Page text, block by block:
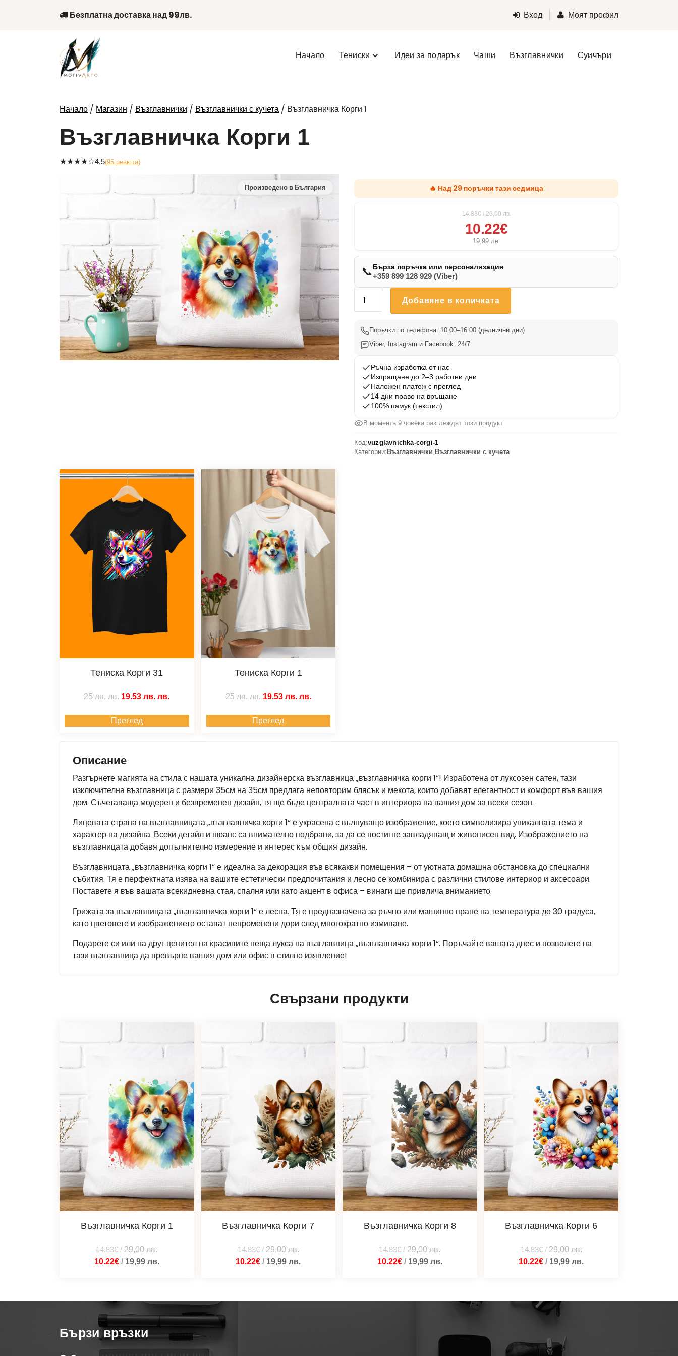
Безплатна доставка над 99лв. Вход Моят профил
Начало Тениски Идеи за подарък Чаши Възглавнички Суичъри
Начало / Магазин / Възглавнички / Възглавнички с кучета / Възглавничка Корги 1
Възглавничка Корги 1
★★★★☆4,5(95 ревюта)
🔥 Над 29 поръчки тази седмица
14.83€ / 29,00лв.
10.22€
19,99 лв.
📞Бърза поръчка или персонализация
+359 899 128 929 (Viber)
количество
Възглавничка
Корги
Добавяне в количката
Поръчки по телефона: 10:00–16:00 (делнични дни)
Viber, Instagram и Facebook: 24/7
Ръчна изработка от нас
Изпращане до 2–3 работни дни
Наложен платеж с преглед
14 дни право на връщане
100% памук (текстил)
В момента 9 човека разглеждат този продукт
Код:vuzglavnichka-corgi-1
Категории: Възглавнички, Възглавнички с кучета
Тениска Корги 31
25 лв.лв. 19.53 лв.лв.
Преглед
Тениска Корги 1
25 лв.лв. 19.53 лв. лв.
Преглед
Описание
Разгърнете магията на стила с нашата уникална дизайнерска възглавница „възглавничка корги 1“! Изработена от луксозен сатен, тази
изключителна възглавница с размери 35см на 35см предлага неповторим блясък и мекота, които добавят елегантност и комфорт във вашия
дом. Съчетаваща модерен и безвременен дизайн, тя ще бъде централната част в интериора на вашия дом за всеки сезон.
Лицевата страна на възглавницата „възглавничка корги 1“ е украсена с вълнуващо изображение, което символизира уникалната тема и
характер на дизайна. Всеки детайл и нюанс са внимателно подбрани, за да се постигне завладяващ и живописен вид. Изображението на
възглавницата добавя допълнително измерение и интерес към общия дизайн.
Възглавницата „възглавничка корги 1“ е идеална за декорация във всякакви помещения – от уютната домашна обстановка до специални
събития. Тя е перфектната изява на вашите естетически предпочитания и лесно се комбинира с различни стилове интериор и аксесоари.
Поставете я във вашата всекидневна стая, спалня или като акцент в офиса – винаги ще привлича вниманието.
Грижата за възглавницата „възглавничка корги 1“ е лесна. Тя е предназначена за ръчно или машинно пране на температура до 30 градуса,
като цветовете и изображението остават непроменени дори след многократно измиване.
Подарете си или на друг ценител на красивите неща лукса на възглавница „възглавничка корги 1“. Поръчайте вашата днес и позволете на
тази възглавница да превърне вашия дом или офис в стилно изявление!
Свързани продукти
Възглавничка Корги 1
14.83€/29,00лв.
10.22€/ 19,99 лв.
Възглавничка Корги 7
14.83€/29,00лв.
10.22€ / 19,99лв.
Възглавничка Корги 8
14.83€/29,00лв.
10.22€/ 19,99 лв.
Възглавничка Корги 6
14.83€/29,00лв.
10.22€ / 19,99лв.
Бързи връзки